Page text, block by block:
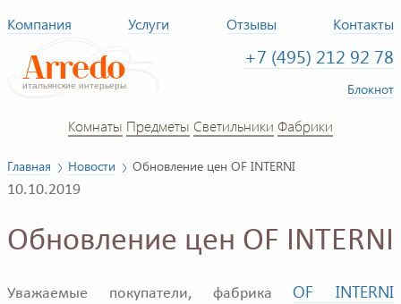
Компания Услуги Отзывы Контакты
+7 (495) 212 92 78
Блокнот
Комнаты Предметы Светильники Фабрики
Главная Новости
Обновление цен OF INTERNI
10.10.2019
Обновление цен OF INTERNI
Уважаемые покупатели, фабрикаOF INTERNI